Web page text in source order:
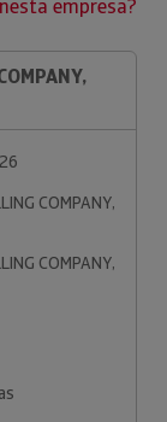
empresa?
COMPANY,
COMPANY,